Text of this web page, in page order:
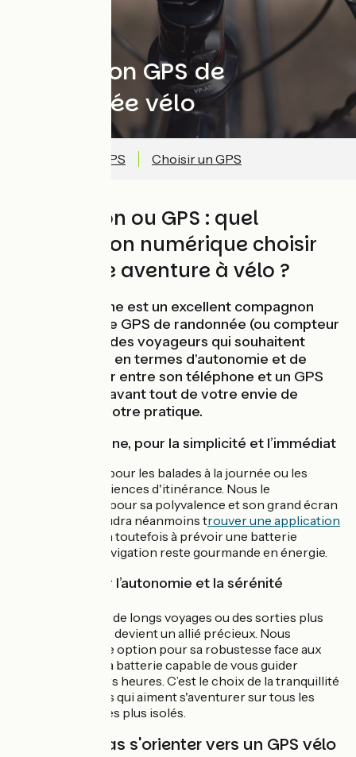
Choisir son GPS de
randonnée vélo
Application vs GPS Choisir un GPS
Application ou GPS : quel
compagnon numérique choisir
pour votre aventure à vélo ?
Si le smartphone est un excellent compagnon
pour débuter, le GPS de randonnée (ou compteur
GPS) est l'allié des voyageurs qui souhaitent
franchir un cap en termes d'autonomie et de
confort. Choisir entre son téléphone et un GPS
dédié dépend avant tout de votre envie de
voyage et de votre pratique.
📱Le Smartphone, pour la simplicité et l’immédiat
C’est l’outil idéal pour les balades à la journée ou les
premières expériences d'itinérance. Nous le
recommandons pour sa polyvalence et son grand écran
confortable. Il faudra néanmoins trouver une application
Attention toutefois à prévoir une batterie
externe, car la navigation reste gourmande en énergie.
🛰️Le GPS, pour l’autonomie et la sérénité
Si vous prévoyez de longs voyages ou des sorties plus
sportives, le GPS devient un allié précieux. Nous
conseillons cette option pour sa robustesse face aux
intempéries et sa batterie capable de vous guider
pendant plusieurs heures. C’est le choix de la tranquillité
pour les cyclistes qui aiment s'aventurer sur tous les
terrains, même les plus isolés.
Dans quel cas s'orienter vers un GPS vélo